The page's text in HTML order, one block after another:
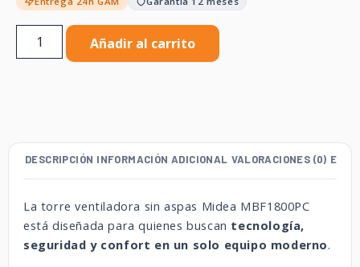
Añadir al carrito
DESCRIPCIÓN INFORMACIÓN ADICIONAL VALORACIONES (0)
La torre ventiladora sin aspas Midea MBF1800PC
está diseñada para quienes buscan tecnología,
seguridad y confort en un solo equipo moderno.